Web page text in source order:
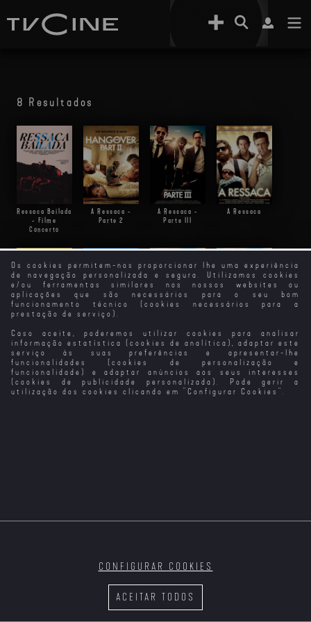
Os cookies permitem-nos proporcionar lhe uma experiência
de navegação personalizada e segura. Utilizamos cookies
e/ou ferramentas similares nos nossos websites ou
aplicações que são necessários para o seu bom
funcionamento técnico (cookies necessários para a
prestação de serviço).
Caso aceite, poderemos utilizar cookies para analisar
informação estatística (cookies de analítica), adaptar este
serviço às suas preferências e apresentar-lhe
funcionalidades (cookies de personalização e
funcionalidade) e adaptar anúncios aos seus interesses
(cookies de publicidade personalizada). Pode gerir a
utilização dos cookies clicando em " Configurar Cookies ".
ACEITAR TODOS
CONFIGURAR COOKIES
8 Resultados
Ressaca Bailada
- Filme
Concerto
A Ressaca -
Parte 2
A Ressaca -
Parte III
A Ressaca
Um Filme em
Forma de Assim
Playmobil: O
Filme (VP)
Um Filme
Minecraft
Um Filme
Minecraft (VP)